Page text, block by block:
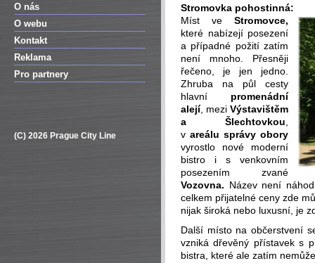
O nás
O webu
Kontakt
Reklama
Pro partnery
(C) 2026 Prague City Line
Stromovka pohostinná:
Míst ve Stromovce,
které nabízejí posezení
a případné požití zatím
není mnoho. Přesněji
řečeno, je jen jedno.
Zhruba na půl cesty
hlavní promenádní
alejí, mezi Výstavištěm
a Šlechtovkou
v areálu správy obory
vyrostlo nové moderní
bistro i s venkovním
posezením zvané
Vozovna. Název není
celkem přijatelné ceny zde
nijak široká nebo luxusní, je
Další místo na občerstvení
vzniká dřevěný přístavek s
bistra, které ale zatím